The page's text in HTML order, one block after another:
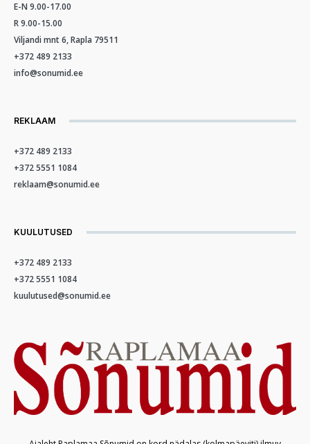
E-N 9.00-17.00
R 9.00-15.00
Viljandi mnt 6, Rapla 79511
+372 489 2133
info@sonumid.ee
REKLAAM
+372 489 2133
+372 5551 1084
reklaam@sonumid.ee
KUULUTUSED
+372 489 2133
+372 5551 1084
kuulutused@sonumid.ee